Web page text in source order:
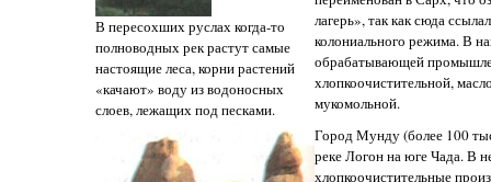
В пересохших руслах когда-то
полноводных рек растут самые
настоящие леса, корни растений
«качают» воду из водоносных
слоев, лежащих под песками.
лагерь», так как сюда
колониального режима. В
обрабатывающей
хлопкоочистительной,
мукомольной.
Город Мунду (более 100
реке Логон на юге Чада. В
хлопкоочистительные